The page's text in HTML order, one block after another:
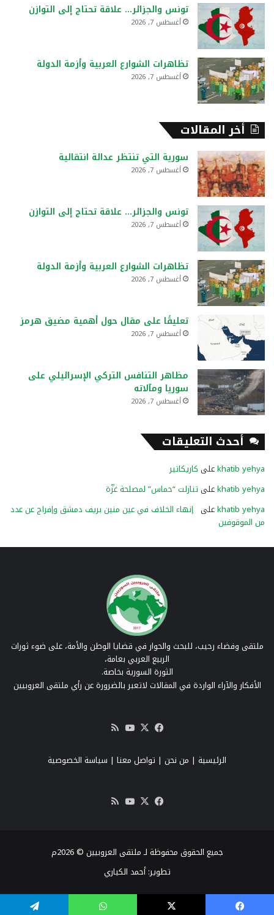
تونس والجزائر… علاقة تحتاج إلى التوازن
أغسطس 7, 2026
تظاهرات الشوارع العربية وأزمة الدولة
أغسطس 7, 2026
أخر المقالات
سورية التي تنتظر عدالة انتقالية
أغسطس 7, 2026
تونس والجزائر… علاقة تحتاج إلى التوازن
أغسطس 7, 2026
تظاهرات الشوارع العربية وأزمة الدولة
أغسطس 7, 2026
تعليقًا على مقال حول أهمية مضيق هرمز
أغسطس 7, 2026
مظاهر التنافس التركي الإسرائيلي على
سوريا ومآلاته
أغسطس 7, 2026
أحدث التعليقات
khatib yehyaعلى كاريكاتير
khatib yehyaعلى تنازلت “حماس” لمصلحة غزّة
khatib yehyaعلى إنهاء الخلاف في عين منين بريف دمشق وإفراج عن عدد
من الموقوفين
ملتقى وفضاء رحيب، للبحث والحوار في قضايا الوطن والأمة، على ضوء ثورات
الربيع العربي بعامة،
الثورة السورية بخاصة.
الأفكار والآراء الواردة في المقالات لاتعبر بالضرورة عن رأي ملتقى العروبيين
فيسبوك
‫X
‫YouTube
RSS
الرئيسية | من نحن | تواصل معنا | سياسة الخصوصية
فيسبوك
‫X
‫YouTube
جميع الحقوق محفوظة لـ ملتقى العروبيين © 2026م
تطوير:أحمد الكياري